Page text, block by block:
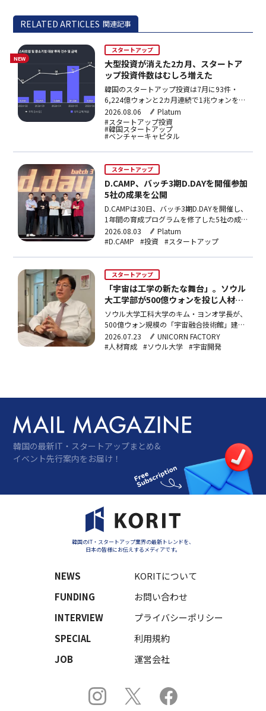
RELATED ARTICLES 関連記事
NEW
スタートアップ
大型投資が消えた2カ月、スタートア
ップ投資件数はむしろ増えた
韓国のスタートアップ投資は7月に93件・
6,224億ウォンと2カ月連続で1兆ウォンを下
回った。件数は堅調だが超大型投資が消え、
AI・ロボット分野や核融合、宇宙航空への投
資が目立つ。
2026.08.06
Platum
#スタートアップ投資
#韓国スタートアップ
#ベンチャーキャピタル
スタートアップ
D.CAMP、バッチ3期D.DAYを開催――参加
5社の成果を公開
D.CAMPは30日、バッチ3期D.DAYを開催し、
1年間の育成プログラムを修了した5社の成
果を公開した。5社の平均売り上げは3倍
増、累積投資誘致額は220億ウォンにのぼ
2026.08.03
Platum
#D.CAMP
#投資 #スタートアップ
スタートアップ
「宇宙は工学の新たな舞台」。ソウル
大工学部が500億ウォンを投じ人材育
成へ
ソウル大学工科大学のキム・ヨンオ学長が、
500億ウォン規模の「宇宙融合技術館」建設
や防衛産業との連携、DeepSeekの台頭を機
に始めた「世界を変える革新人材」プロジェ
も出始めている。
2026.07.23
UNICORN FACTORY
#人材育成 #ソウル大学 #宇宙開発
韓国の最新IT・スタートアップまとめ&
イベント先行案内をお届け！
韓国のIT・スタートアップ業界の最新トレンドを、
日本の皆様にお伝えするメディアです。
NEWS
FUNDING
INTERVIEW
SPECIAL
JOB
KORITについて
お問い合わせ
プライバシーポリシー
利用規約
運営会社